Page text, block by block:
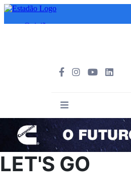
INOVAÇÃO
Todos
LET'S GO